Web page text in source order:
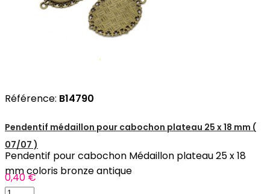
Référence: B14790
Pendentif médaillon pour cabochon plateau 25 x 18 mm (
07/07 )
Pendentif pour cabochon Médaillon plateau 25 x 18
mm coloris bronze antique
0,40 €